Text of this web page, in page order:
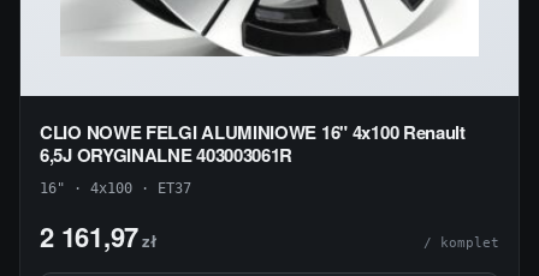
CLIO NOWE FELGI ALUMINIOWE 16" 4x100 Renault
6,5J ORYGINALNE 403003061R
16" · 4x100 · ET37
2 161,97zł / komplet